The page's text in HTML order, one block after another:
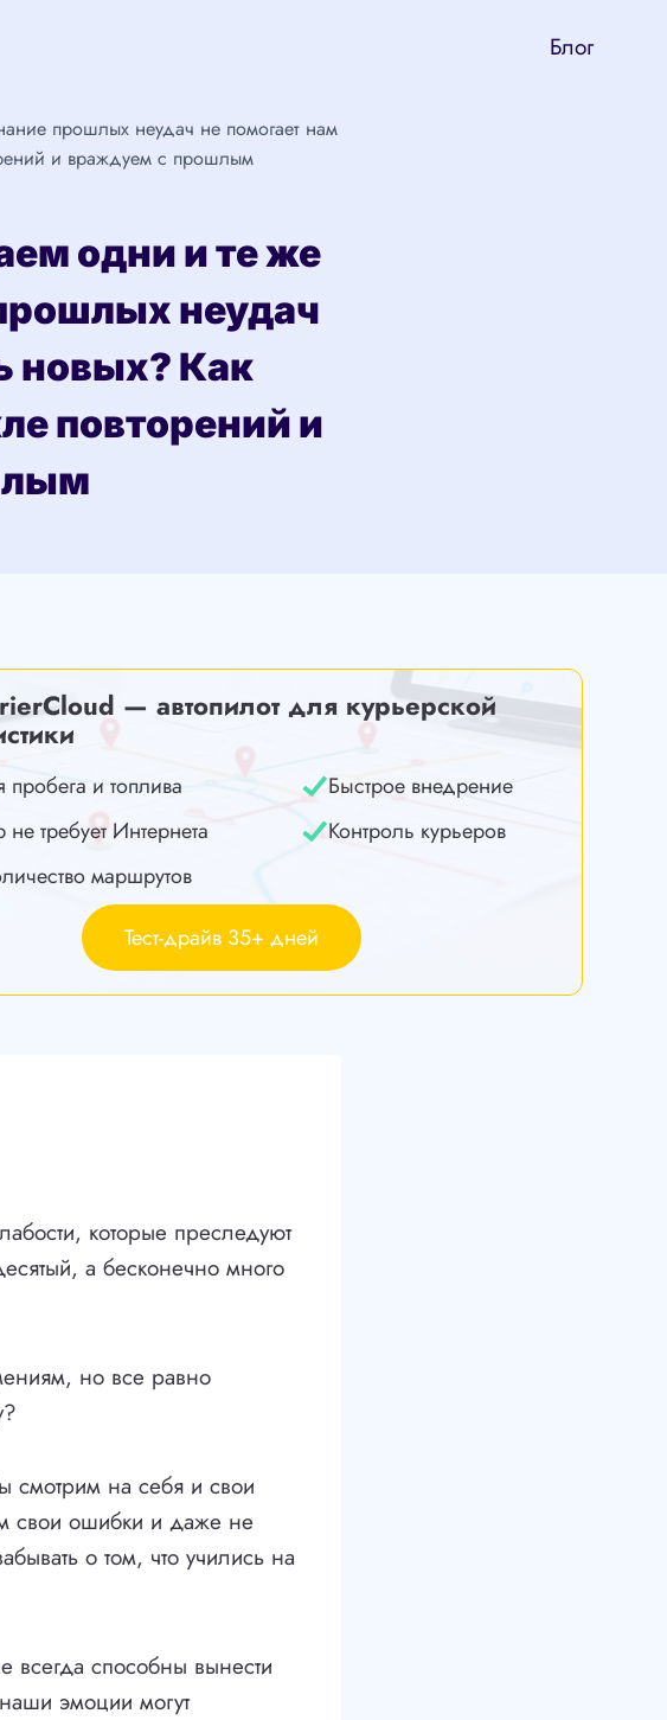
Блог
прошлых неудач не помогает нам
и враждуем с прошлым
одни и те же
неудач
новых? Как
повторений и
— автопилот для курьерской
и топлива
Быстрое внедрение
не требует Интернета
Контроль курьеров
маршрутов
Тест-драйв 35+ дней
которые преследуют
а бесконечно много
но все равно
на себя и свои
свои ошибки и даже не
о том, что учились на
способны вынести
эмоции могут